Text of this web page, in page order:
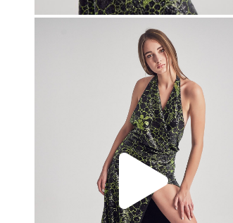
00:00